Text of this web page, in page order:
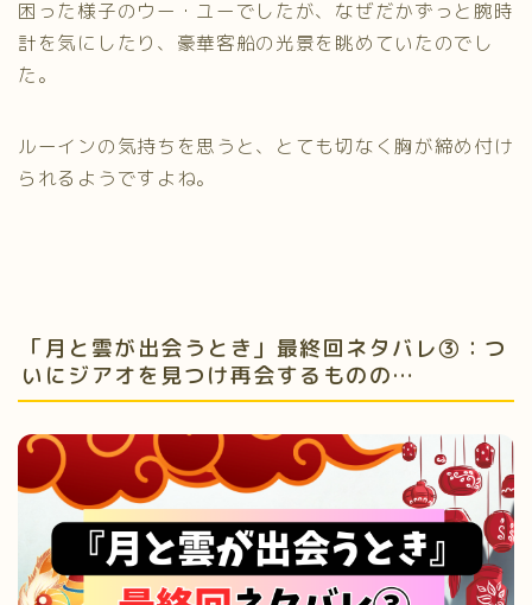
困った様子のウー・ユーでしたが、なぜだかずっと腕時
計を気にしたり、豪華客船の光景を眺めていたのでし
た。
ルーインの気持ちを思うと、とても切なく胸が締め付け
られるようですよね。
「月と雲が出会うとき」最終回ネタバレ③：つ
いにジアオを見つけ再会するものの…